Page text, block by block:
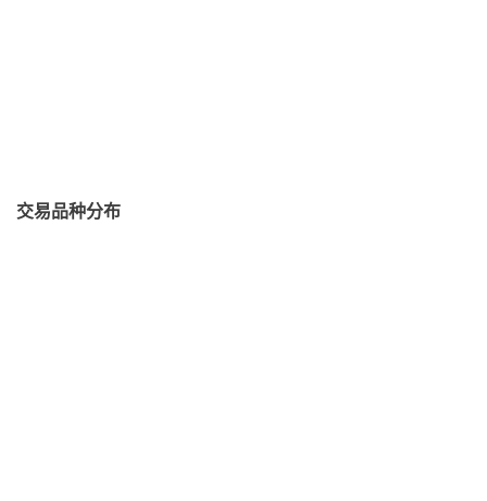
交易品种分布